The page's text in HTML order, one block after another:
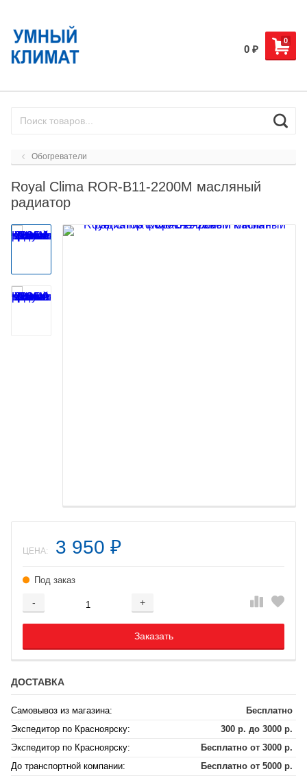
0
0 ₽
Обогреватели
Royal Clima ROR-B11-2200M масляный
радиатор
ЦЕНА: 3 950 ₽
Под заказ
- +
Добавляется...
Заказать
Добавлен
ДОСТАВКА
Самовывоз из магазина:
Бесплатно
Экспедитор по Красноярску:
300 р. до 3000 р.
Экспедитор по Красноярску:
Бесплатно от 3000 р.
До транспортной компании:
Бесплатно от 5000 р.